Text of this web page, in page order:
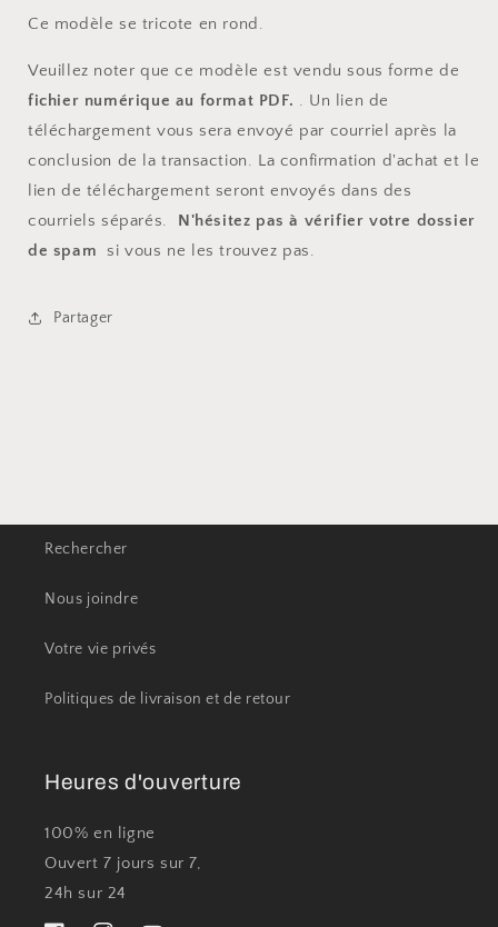
Ce modèle se tricote en rond.
Veuillez noter que ce modèle est vendu sous forme de
fichier numérique au format PDF. . Un lien de
téléchargement vous sera envoyé par courriel après la
conclusion de la transaction. La confirmation d'achat et le
lien de téléchargement seront envoyés dans des
courriels séparés. N'hésitez pas à vérifier votre dossier
de spam
si vous ne les trouvez pas.
Partager
Rechercher
Nous joindre
Votre vie privés
Politiques de livraison et de retour
Heures d'ouverture
100% en ligne
Ouvert 7 jours sur 7,
24h sur 24